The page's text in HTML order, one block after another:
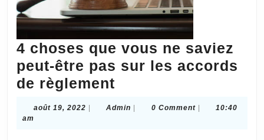
4 choses que vous ne saviez
peut-être pas sur les accords
de règlement
août 19, 2022 août
Admin Admin0 Comment
10:40
am